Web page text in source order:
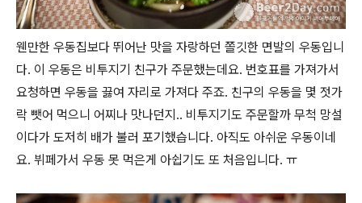
웬만한 우동집보다 뛰어난 맛을 자랑하던 쫄깃한 면발의 우동입니
다. 이 우동은 비투지기 친구가 주문했는데요. 번호표를 가져가서
요청하면 우동을 끓여 자리로 가져다 주죠. 친구의 우동을 몇 젓가
락 뺏어 먹으니 어찌나 맛나던지.. 비투지기도 주문할까 무척 망설
이다가 도저히 배가 불러 포기했습니다. 아직도 아쉬운 우동이네
요. 뷔페가서 우동 못 먹은게 아쉽기도 또 처음입니다. ㅠ